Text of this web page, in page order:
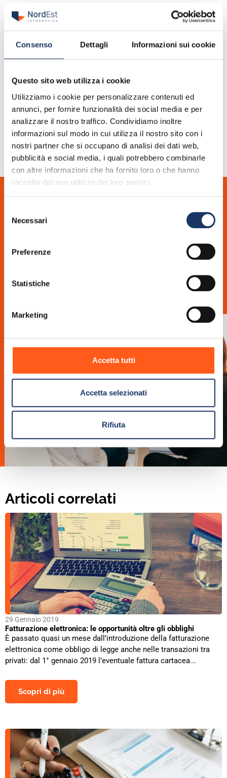
Consenso Dettagli Informazioni sui cookie
Questo sito web utilizza i cookie
Utilizziamo i cookie per personalizzare contenuti ed
annunci, per fornire funzionalità dei social media e per
analizzare il nostro traffico. Condividiamo inoltre
informazioni sul modo in cui utilizza il nostro sito con i
nostri partner che si occupano di analisi dei dati web,
pubblicità e social media, i quali potrebbero combinarle
con altre informazioni che ha fornito loro o che hanno
raccolto dal suo utilizzo dei loro servizi.
delNecessari
Preferenze
Statistiche
Marketing
Accetta tutti
Accetta selezionati
Rifiuta
Prodotti correlati
TeamSystem Digital Invoice
Richiedi una consulenza gratuita e senza impegno
Se vuoi approfondire, hai domande o suggerimenti scrivici
Articoli correlati
29 Gennaio 2019
Fatturazione elettronica: le opportunità oltre gli obblighi
È passato quasi un mese dall’introduzione della fatturazione
elettronica come obbligo di legge anche nelle transazioni tra
privati: dal 1° gennaio 2019 l’eventuale fattura cartacea...
Scopri di più